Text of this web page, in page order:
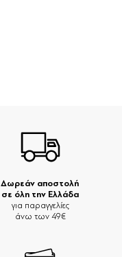
Δωρεάν αποστολή
σε όλη την Ελλάδα
για παραγγελίες
άνω των 49€